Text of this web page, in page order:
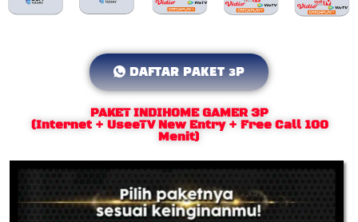
DAFTAR PAKET 3P
PAKET INDIHOME GAMER 3P
(Internet + UseeTV New Entry + Free Call 100
Menit)